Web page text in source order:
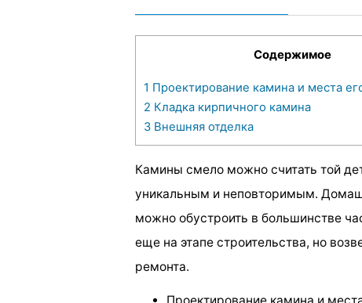
Содержимое
1 Проектирование камина и места
2 Кладка кирпичного камина
3 Внешняя отделка
Камины смело можно считать той
уникальным и неповторимым.
можно обустроить в большинстве
еще на этапе строительства, но
ремонта.